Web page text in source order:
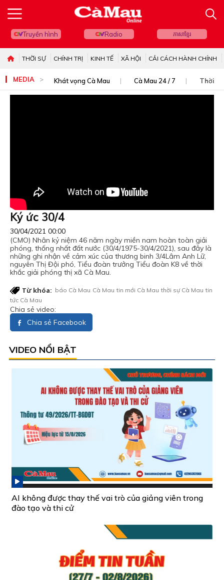
Truyền hình Radio ភាសាខ្មែរ
THỜI SỰ CHÍNH TRỊ KINH TẾ XÃ HỘI CẢI CÁCH HÀNH CHÍNH
MEDIA Khát vọng Cà Mau Cà Mau 24 / 7 Thời sự
Ký ức 30/4
30/04/2021 00:00
(CMO) Nhân kỷ niệm 46 năm ngày miền nam hoàn toàn giải
phóng, thống nhất đất nước (30/4/1975-30/4/2021), sau đây là
những ghi nhận về cảm xúc của thương binh 3/4Lâm Anh Lữ,
nguyên Thị Đội phó, Tiểu đoàn trưởng Tiểu đoàn K8 về thời
khắc giải phóng thị xã Cà Mau.
Từ khóa: báo Cà Mau Cà Mau tin mới Cà Mau thời sự Cà Mau tin
tức Cà Mau
Chia sẻ video:
Chia sẻ Facebook
VIDEO NỔI BẬT
AI không được thay thế vai trò của giảng viên trong
đào tạo và thi cử